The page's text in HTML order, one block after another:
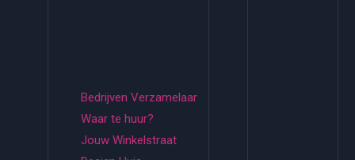
Bedrijven Verzamelaar
Waar te huur?
Jouw Winkelstraat